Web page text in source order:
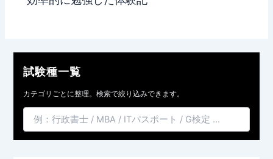
試験種一覧
カテゴリごとに整理。検索で絞り込みできます。